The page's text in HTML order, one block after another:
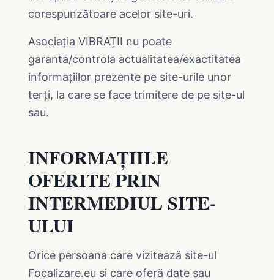
corespunzătoare acelor site-uri.
Asociația VIBRAȚII nu poate
garanta/controla actualitatea/exactitatea
informațiilor prezente pe site-urile unor
terți, la care se face trimitere de pe site-ul
sau.
INFORMAȚIILE
OFERITE PRIN
INTERMEDIUL SITE-
ULUI
Orice persoana care vizitează site-ul
Focalizare.eu si care oferă date sau